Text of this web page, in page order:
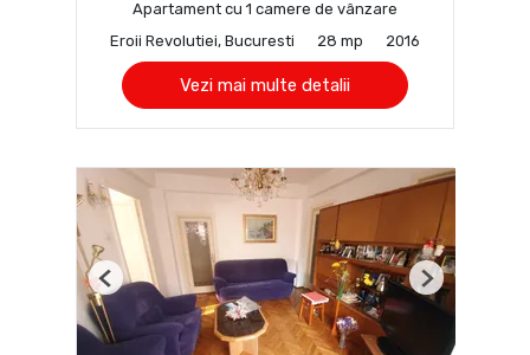
Apartament cu 1 camere de vânzare
Eroii Revolutiei, Bucuresti
28 mp 2016
Vezi mai multe detalii
Previous Next